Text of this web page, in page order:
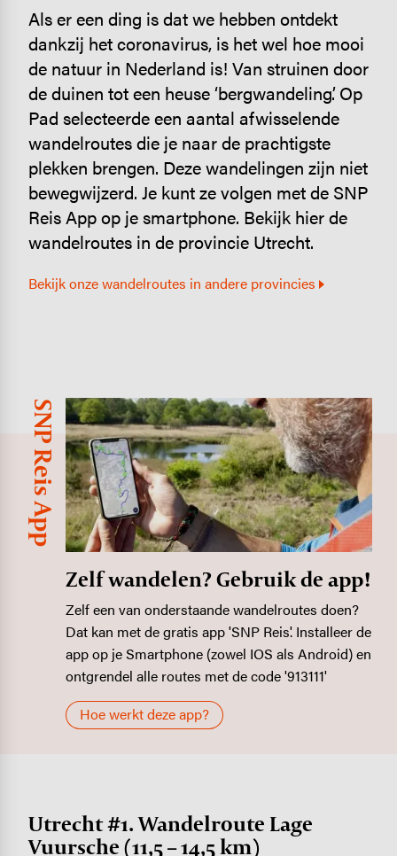
Als er een ding is dat we hebben ontdekt
dankzij het coronavirus, is het wel hoe mooi
de natuur in Nederland is! Van struinen door
de duinen tot een heuse ‘bergwandeling’. Op
Pad selecteerde een aantal afwisselende
wandelroutes die je naar de prachtigste
plekken brengen. Deze wandelingen zijn niet
bewegwijzerd. Je kunt ze volgen met de SNP
Reis App op je smartphone. Bekijk hier de
wandelroutes in de provincie Utrecht.
Bekijk onze wandelroutes in andere provincies
SNP Reis App
Zelf wandelen? Gebruik de app!
Zelf een van onderstaande wandelroutes doen?
Dat kan met de gratis app 'SNP Reis'. Installeer de
app op je Smartphone (zowel IOS als Android) en
ontgrendel alle routes met de code '913111'
Hoe werkt deze app?
Image
Utrecht #1. Wandelroute Lage
Vuursche (11,5 – 14,5 km)